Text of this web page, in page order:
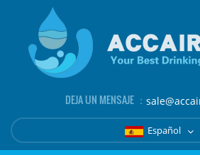
DEJA UN MENSAJE ：
Español